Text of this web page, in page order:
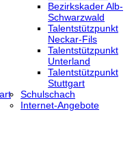
Bezirkskader Alb-
Schwarzwald
Talentstützpunkt
Neckar-Fils
Talentstützpunkt
Unterland
Talentstützpunkt
Stuttgart
Schulschach
Internet-Angebote